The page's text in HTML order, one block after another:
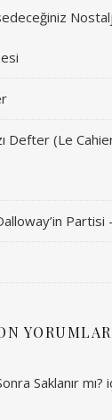
Defter (Le
Partisi
YORUMLAR
Saklanır mı?